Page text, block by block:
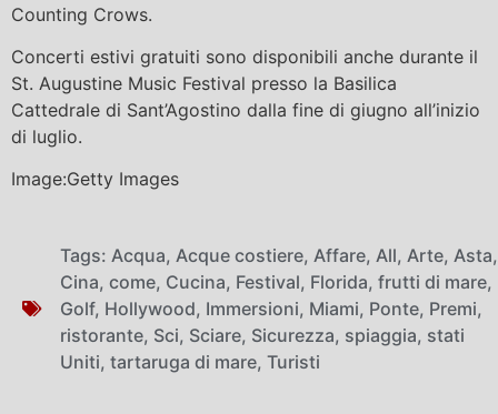
Counting Crows.
Concerti estivi gratuiti sono disponibili anche durante il
St. Augustine Music Festival presso la Basilica
Cattedrale di Sant’Agostino dalla fine di giugno all’inizio
di luglio.
Image:Getty Images
Tags: Acqua, Acque costiere, Affare, All, Arte, Asta,
Cina, come, Cucina, Festival, Florida, frutti di mare,
Golf, Hollywood, Immersioni, Miami, Ponte, Premi,
ristorante, Sci, Sciare, Sicurezza, spiaggia, stati
Uniti, tartaruga di mare, Turisti